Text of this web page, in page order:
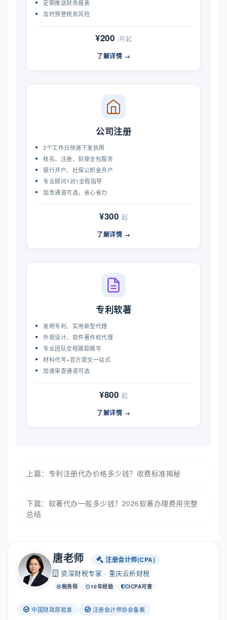
定期推送财务报表
及时预警税务风险
¥200 /月起
了解详情 →
公司注册
3个工作日快速下发执照
核名、注册、刻章全包服务
银行开户、社保公积金开户
专业顾问1对1全程指导
加急通道可选，省心省力
¥300 起
了解详情 →
专利软著
发明专利、实用新型代理
外观设计、软件著作权代理
专业团队全程跟踪撰写
材料代写+官方提交一站式
加速审查通道可选
¥800 起
了解详情 →
上篇： 专利注册代办价格多少钱？收费标准揭秘
下篇： 软著代办一般多少钱？2026软著办理费用完整
总结
唐老师 注册会计师(CPA)
资深财税专家 · 重庆云析财税
税务师 10年经验 CICPA可查
中国财政部批准 注册会计师协会备案